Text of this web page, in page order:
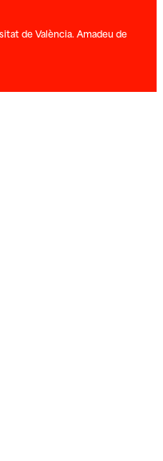
de València. Amadeu de